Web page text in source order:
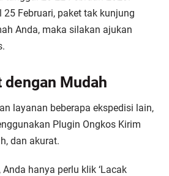
Februari, paket tak kunjung
Anda, maka silakan ajukan
dengan Mudah
layanan beberapa ekspedisi lain,
Plugin Ongkos Kirim
dan akurat.
hanya perlu klik ‘Lacak